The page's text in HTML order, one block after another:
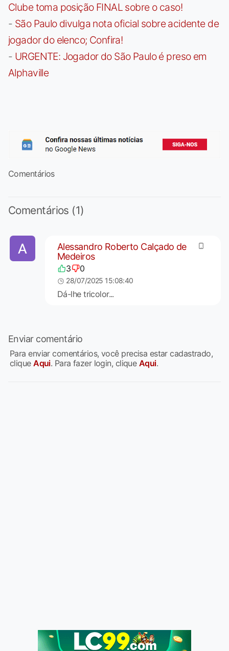
Clube toma posição FINAL sobre o caso!
- São Paulo divulga nota oficial sobre acidente de
jogador do elenco; Confira!
- URGENTE: Jogador do São Paulo é preso em
Alphaville
Comentários
Comentários (1)
Alessandro Roberto Calçado de
Medeiros
3 0
28/07/2025 15:08:40
Dá-lhe tricolor...
Enviar comentário
Para enviar comentários, você precisa estar cadastrado,
cliqueAqui. Para fazer login, clique Aqui.